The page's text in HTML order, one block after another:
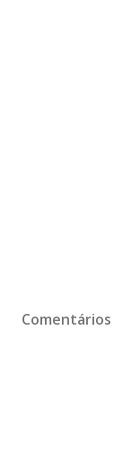
Comentários